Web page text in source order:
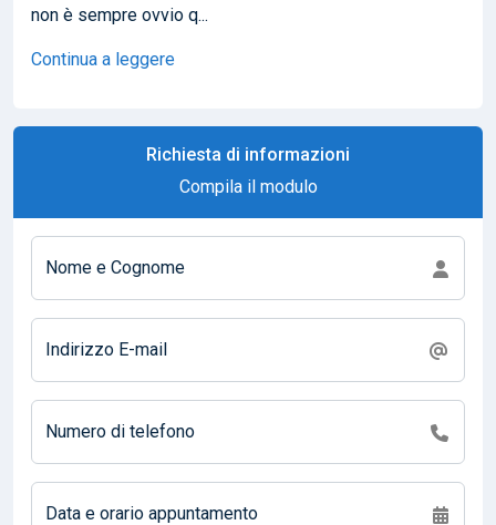
non è sempre ovvio q...
Continua a leggere
Richiesta di informazioni
Compila il modulo
Nome e Cognome
Indirizzo E-mail
Numero di telefono
Data e orario appuntamento